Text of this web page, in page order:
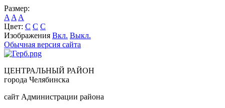
Размер:
A A A
Цвет: C C C
Изображения Вкл. Выкл.
Обычная версия сайта
ЦЕНТРАЛЬНЫЙ РАЙОН
города Челябинска
сайт Администрации района